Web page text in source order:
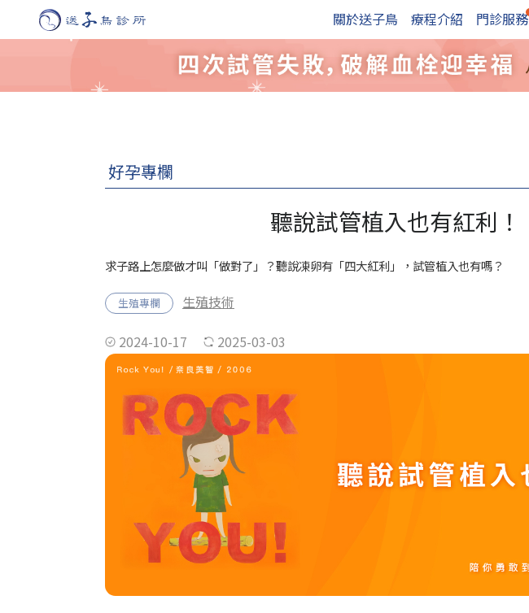
關於送子鳥 療程介紹 門診服務
好孕專欄
聽說試管植入也有紅利！
求子路上怎麼做才叫「做對了」？聽說凍卵有「四大紅利」，試管植入也有嗎？
生殖專欄 生殖技術
2024-10-17 2025-03-03